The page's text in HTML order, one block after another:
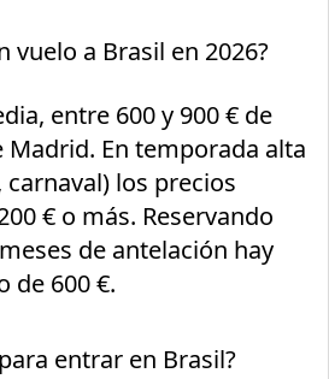
vuelo a Brasil en 2026?
entre 600 y 900 € de
Madrid. En temporada alta
los precios
€ o más. Reservando
de antelación hay
de 600 €.
entrar en Brasil?